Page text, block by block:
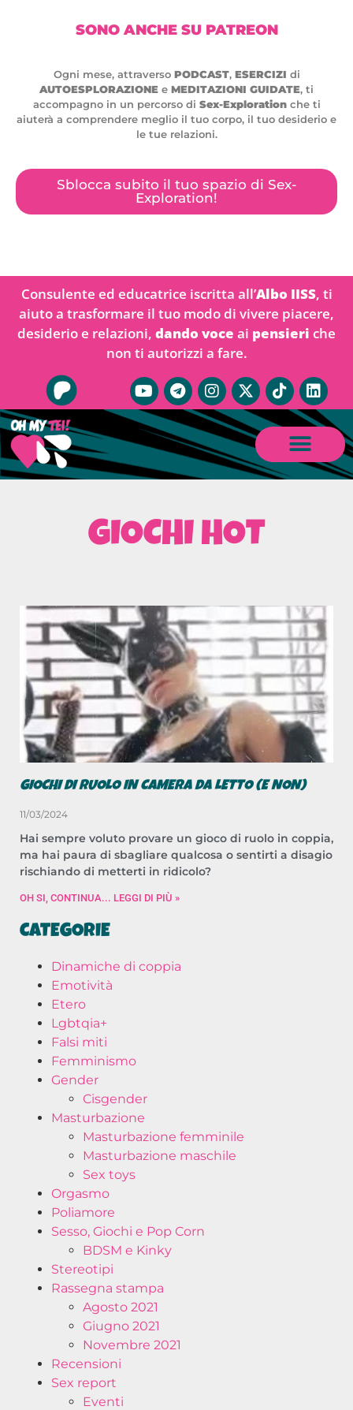
SONO ANCHE SU PATREON
Ogni mese, attraverso PODCAST, ESERCIZI di
AUTOESPLORAZIONE e MEDITAZIONI GUIDATE, ti
accompagno in un percorso di Sex-Explorationche ti
aiuterà a comprendere meglio il tuo corpo, il tuo desiderio e
le tue relazioni.
Sblocca subito il tuo spazio di Sex-
Exploration!
Consulente ed educatrice iscritta all’Albo IISS, ti
aiuto a trasformare il tuo modo di vivere piacere,
desiderio e relazioni, dando voce ai pensieri che
non ti autorizzi a fare.
GIOCHI HOT
GIOCHI DI RUOLO IN CAMERA DA LETTO (E NON)
11/03/2024
Hai sempre voluto provare un gioco di ruolo in coppia,
ma hai paura di sbagliare qualcosa o sentirti a disagio
rischiando di metterti in ridicolo?
OH SI, CONTINUA... LEGGI DI PIÙ »
CATEGORIE
Dinamiche di coppia
Emotività
Etero
Lgbtqia+
Falsi miti
Femminismo
Gender
Cisgender
Masturbazione
Masturbazione femminile
Masturbazione maschile
Sex toys
Orgasmo
Poliamore
Sesso, Giochi e Pop Corn
BDSM e Kinky
Stereotipi
Rassegna stampa
Agosto 2021
Giugno 2021
Novembre 2021
Recensioni
Sex report
Eventi